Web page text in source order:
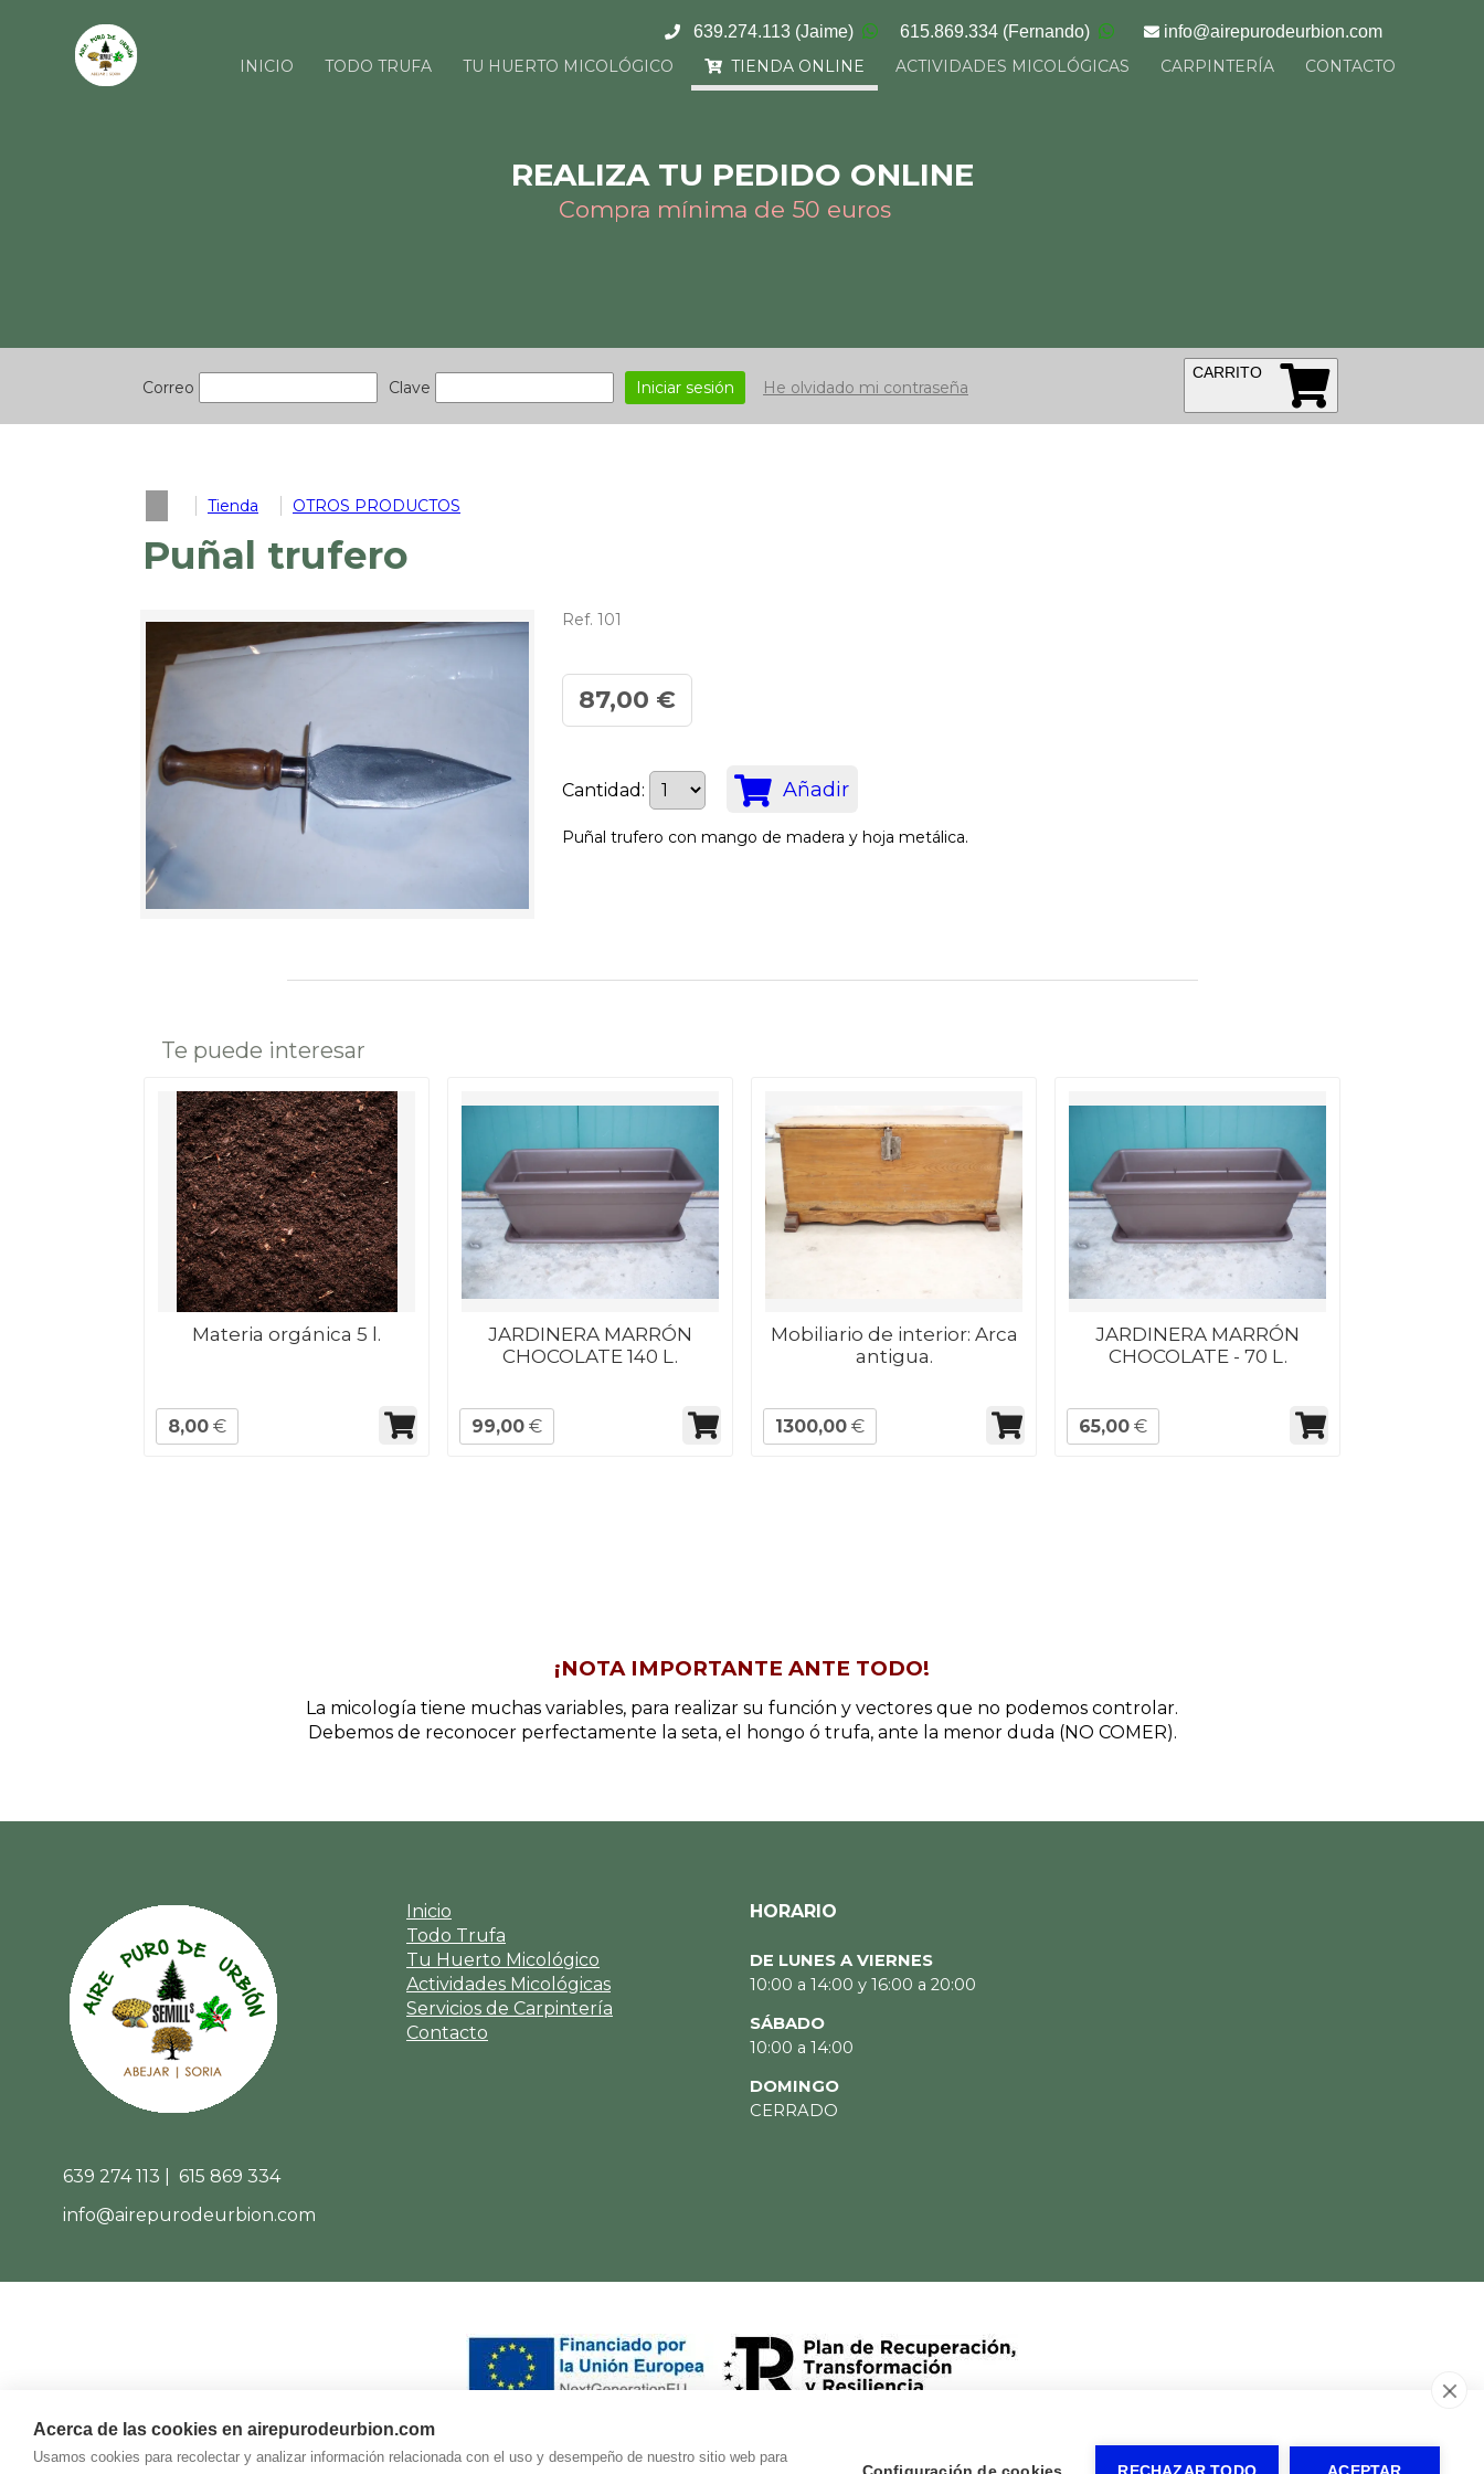
Acerca de las cookies en airepurodeurbion.com
Usamos cookies para recolectar y analizar información relacionada con el uso y desempeño de nuestro sitio web para
Configuración de cookies
RECHAZAR TODO ACEPTAR
639.274.113 (Jaime) 615.869.334 (Fernando) info@airepurodeurbion.com
INICIO TODO TRUFA TU HUERTO MICOLÓGICO TIENDA ONLINE ACTIVIDADES MICOLÓGICAS CARPINTERÍA CONTACTO
REALIZA TU PEDIDO ONLINE
Compra mínima de 50 euros
CARRITO
Correo Clave Iniciar sesión He olvidado mi contraseña
Tienda OTROS PRODUCTOS
Puñal trufero
Ref. 101
87,00 €
Cantidad: Añadir
Puñal trufero con mango de madera y hoja metálica.
Te puede interesar
Materia orgánica 5 l.
8,00 €
JARDINERA MARRÓN
CHOCOLATE 140 L.
99,00 €
Mobiliario de interior: Arca
antigua.
1300,00 €
JARDINERA MARRÓN
CHOCOLATE - 70 L.
65,00 €
¡NOTA IMPORTANTE ANTE TODO!
La micología tiene muchas variables, para realizar su función y vectores que no podemos controlar.
Debemos de reconocer perfectamente la seta, el hongo ó trufa, ante la menor duda (NO COMER).
639 274 113 | 615 869 334
info@airepurodeurbion.com
Inicio
Todo Trufa
Tu Huerto Micológico
Actividades Micológicas
Servicios de Carpintería
Contacto
HORARIO
DE LUNES A VIERNES
10:00 a 14:00 y 16:00 a 20:00
SÁBADO
10:00 a 14:00
DOMINGO
CERRADO